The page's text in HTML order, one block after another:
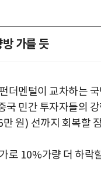
가를 듯
더멘털이 교차하는
민간 투자자들의 강
만 원) 선까지 회복할
로 10%가량 더 하락